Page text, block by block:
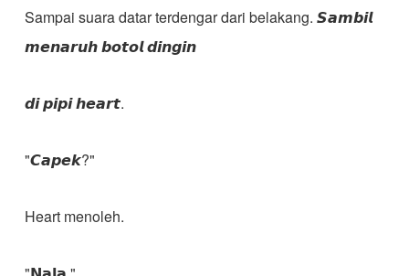
Sampai suara datar terdengar dari belakang. 𝙎𝙖𝙢𝙗𝙞𝙡
𝙢𝙚𝙣𝙖𝙧𝙪𝙝 𝙗𝙤𝙩𝙤𝙡 𝙙𝙞𝙣𝙜𝙞𝙣
𝙙𝙞 𝙥𝙞𝙥𝙞 𝙝𝙚𝙖𝙧𝙩.
"𝘾𝙖𝙥𝙚𝙠?"
Heart menoleh.